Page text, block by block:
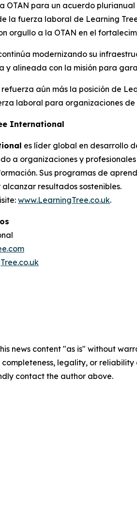
OTAN para un acuerdo
la fuerza laboral de Learning
orgullo a la OTAN en el
modernizando su
alineada con la misión para
aún más la posición de
laboral para organizaciones de
International
es líder global en desarrollo
a organizaciones y
Sus programas de
resultados sostenibles.
www.LearningTree.co.uk.
news content "as is" without
completeness, legality, or
contact the author above.